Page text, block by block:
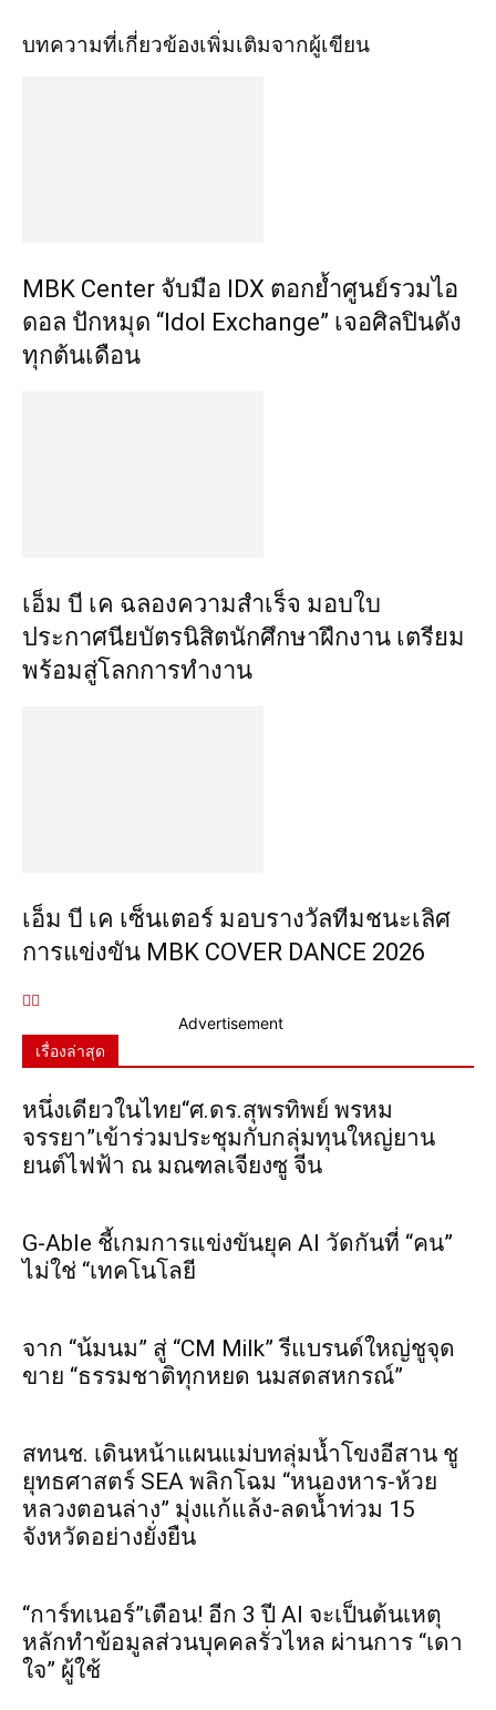
บทความที่เกี่ยวข้องเพิ่มเติมจากผู้เขียน
MBK Center จับมือ IDX ตอกย้ำศูนย์รวมไอ
ดอล ปักหมุด “Idol Exchange” เจอศิลปินดัง
ทุกต้นเดือน
เอ็ม บี เค ฉลองความสำเร็จ มอบใบ
ประกาศนียบัตรนิสิตนักศึกษาฝึกงาน เตรียม
พร้อมสู่โลกการทำงาน
เอ็ม บี เค เซ็นเตอร์ มอบรางวัลทีมชนะเลิศ
การแข่งขัน MBK COVER DANCE 2026
Advertisement
เรื่องล่าสุด
หนึ่งเดียวในไทย“ศ.ดร.สุพรทิพย์ พรหม
จรรยา”เข้าร่วมประชุมกับกลุ่มทุนใหญ่ยาน
ยนต์ไฟฟ้า ณ มณฑลเจียงซู จีน
G-Able ชี้เกมการแข่งขันยุค AI วัดกันที่ “คน”
ไม่ใช่ “เทคโนโลยี
จาก “น้มนม” สู่ “CM Milk” รีแบรนด์ใหญ่ชูจุด
ขาย “ธรรมชาติทุกหยด นมสดสหกรณ์”
สทนช. เดินหน้าแผนแม่บทลุ่มน้ำโขงอีสาน ชู
ยุทธศาสตร์ SEA พลิกโฉม “หนองหาร-ห้วย
หลวงตอนล่าง” มุ่งแก้แล้ง-ลดน้ำท่วม 15
จังหวัดอย่างยั่งยืน
“การ์ทเนอร์”เตือน! อีก 3 ปี AI จะเป็นต้นเหตุ
หลักทำข้อมูลส่วนบุคคลรั่วไหล ผ่านการ “เดา
ใจ” ผู้ใช้